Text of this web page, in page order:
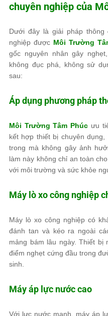
chuyên nghiệp của
Dưới đây là giải pháp thông
nghiệp được Môi Trường
gốc nguyên nhân gây
không đục phá, không sử
sau:
Áp dụng phương pháp
Môi Trường Tâm Phúc ưu
kết hợp thiết bị chuyên
trong mà không gây ảnh
làm này không chỉ an toàn
với môi trường và sức khỏe
Máy lò xo công nghiệp
Máy lò xo công nghiệp có
đánh tan và kéo ra ngoài
mảng bám lâu ngày. Thiết
điểm nghẹt cứng đầu trong
sinh.
Máy áp lực nước cao
Với lực nước mạnh, máy áp